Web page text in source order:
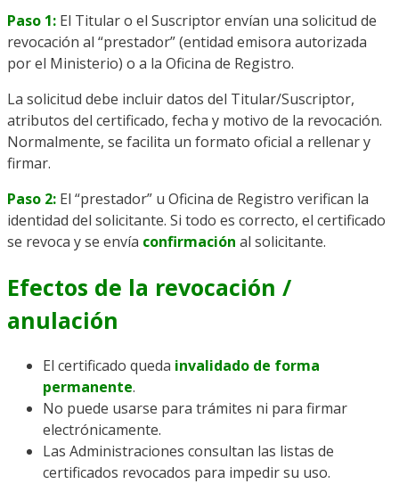
Paso 1: El Titular o el Suscriptor envían una solicitud de
revocación al “prestador” (entidad emisora autorizada
por el Ministerio) o a la Oficina de Registro.
La solicitud debe incluir datos del Titular/Suscriptor,
atributos del certificado, fecha y motivo de la revocación.
Normalmente, se facilita un formato oficial a rellenar y
firmar.
Paso 2: El “prestador” u Oficina de Registro verifican la
identidad del solicitante. Si todo es correcto, el certificado
se revoca y se envía confirmación al solicitante.
Efectos de la revocación /
anulación
El certificado queda invalidado de forma
permanente.
No puede usarse para trámites ni para firmar
electrónicamente.
Las Administraciones consultan las listas de
certificados revocados para impedir su uso.